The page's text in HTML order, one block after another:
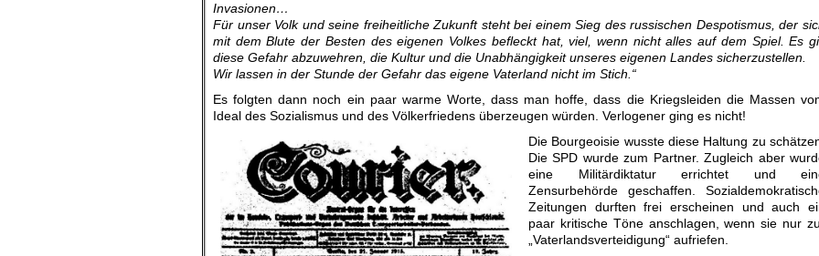
Invasionen…
Für unser Volk und seine freiheitliche Zukunft steht bei einem Sieg des russischen Despotismus, der
mit dem Blute der Besten des eigenen Volkes befleckt hat, viel, wenn nicht alles auf dem Spiel. Es
diese Gefahr abzuwehren, die Kultur und die Unabhängigkeit unseres eigenen Landes sicherzustellen.
Wir lassen in der Stunde der Gefahr das eigene Vaterland nicht im Stich.“
Es folgten dann noch ein paar warme Worte, dass man hoffe, dass die Kriegsleiden die Massen
Ideal des Sozialismus und des Völkerfriedens überzeugen würden. Verlogener ging es nicht!
Die Bourgeoisie wusste diese Haltung zu
Die SPD wurde zum Partner. Zugleich aber
eine Militärdiktatur errichtet und
Zensurbehörde geschaffen.
Zeitungen durften frei erscheinen und auch
paar kritische Töne anschlagen, wenn sie nur
„Vaterlandsverteidigung“ aufriefen.